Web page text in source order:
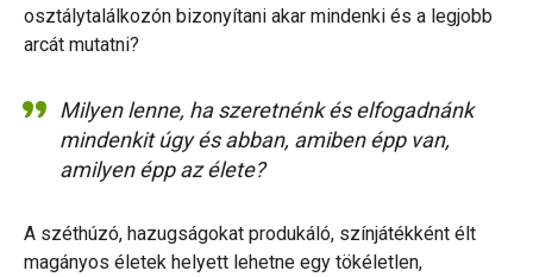
osztálytalálkozón bizonyítani akar mindenki és a legjobb
arcát mutatni?
Milyen lenne, ha szeretnénk és elfogadnánk
mindenkit úgy és abban, amiben épp van,
amilyen épp az élete?
A széthúzó, hazugságokat produkáló, színjátékként élt
magányos életek helyett lehetne egy tökéletlen,